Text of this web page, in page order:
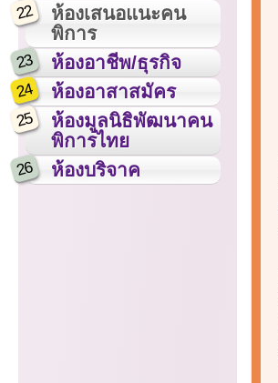
22
ห้องเสนอแนะคน
พิการ
23 ห้องอาชีพ/ธุรกิจ
24 ห้องอาสาสมัคร
25
ห้องมูลนิธิพัฒนาคน
พิการไทย
26 ห้องบริจาค